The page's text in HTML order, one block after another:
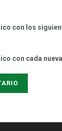
con los
con cada